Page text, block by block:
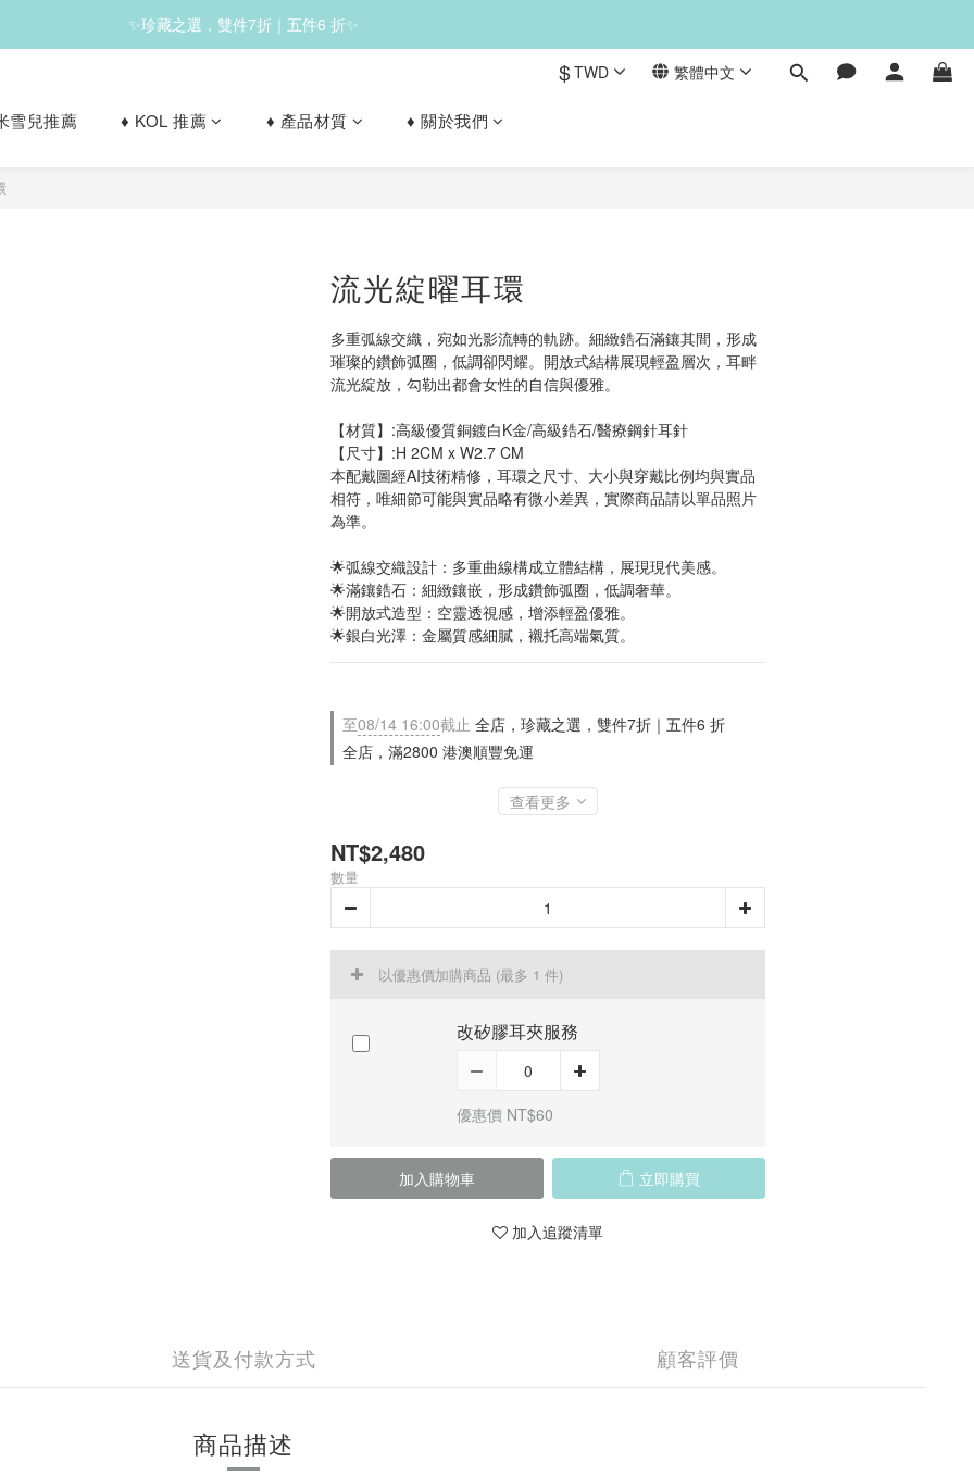
✨滿1200免運✨
✨珍藏之選，雙件7折｜五件6 折✨
✨滿1200免運✨
$TWD 繁體中文
雪兒推薦 ♦︎ KOL 推薦 ♦︎ 產品材質 ♦︎ 關於我們
流光綻曜耳環
多重弧線交織，宛如光影流轉的軌跡。細緻鋯石滿鑲其間，形成
璀璨的鑽飾弧圈，低調卻閃耀。開放式結構展現輕盈層次，耳畔
流光綻放，勾勒出都會女性的自信與優雅。
【材質】:高級優質銅鍍白K金/高級鋯石/醫療鋼針耳針
【尺寸】:H 2CM x W2.7 CM
本配戴圖經AI技術精修，耳環之尺寸、大小與穿戴比例均與實品
相符，唯細節可能與實品略有微小差異，實際商品請以單品照片
為準。
🌟弧線交織設計：多重曲線構成立體結構，展現現代美感。
🌟滿鑲鋯石：細緻鑲嵌，形成鑽飾弧圈，低調奢華。
🌟開放式造型：空靈透視感，增添輕盈優雅。
🌟銀白光澤：金屬質感細膩，襯托高端氣質。
至08/14 16:00截止 全店，珍藏之選，雙件7折｜五件6 折
全店，滿2800 港澳順豐免運
查看更多
NT$2,480
數量
以優惠價加購商品 (最多 1 件)
改矽膠耳夾服務
優惠價 NT$60
加入購物車 立即購買
加入追蹤清單
送貨及付款方式 顧客評價
商品描述